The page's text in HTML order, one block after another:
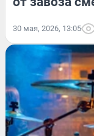
30 мая, 2026, 13:05